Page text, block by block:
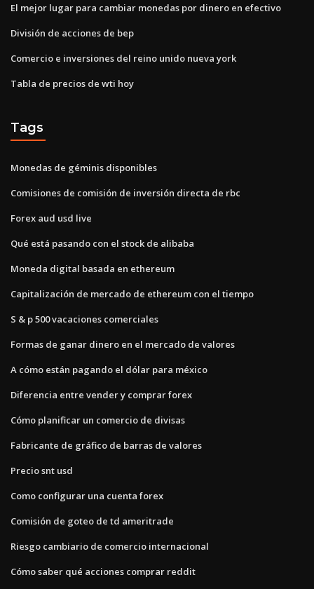
El mejor lugar para cambiar monedas por dinero en efectivo
División de acciones de bep
Comercio e inversiones del reino unido nueva york
Tabla de precios de wti hoy
Tags
Monedas de géminis disponibles
Comisiones de comisión de inversión directa de rbc
Forex aud usd live
Qué está pasando con el stock de alibaba
Moneda digital basada en ethereum
Capitalización de mercado de ethereum con el tiempo
S & p 500 vacaciones comerciales
Formas de ganar dinero en el mercado de valores
A cómo están pagando el dólar para méxico
Diferencia entre vender y comprar forex
Cómo planificar un comercio de divisas
Fabricante de gráfico de barras de valores
Precio snt usd
Como configurar una cuenta forex
Comisión de goteo de td ameritrade
Riesgo cambiario de comercio internacional
Cómo saber qué acciones comprar reddit